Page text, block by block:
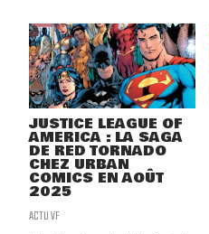
JUSTICE LEAGUE OF
AMERICA : LA SAGA
DE RED TORNADO
CHEZ URBAN
COMICS EN AOÛT
2025
ACTU VF